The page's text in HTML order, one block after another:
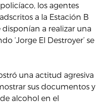
los agentes
a la Estación B
disponían a realizar una
‘Jorge El Destroyer’ se
una actitud agresiva
sus documentos y
alcohol en el